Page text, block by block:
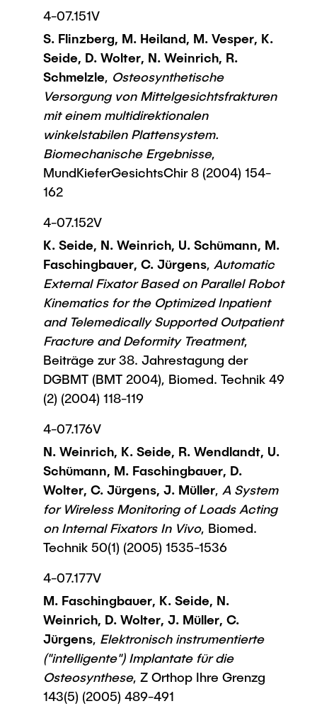
4-07.151V
S. Flinzberg, M. Heiland, M. Vesper, K.
Seide, D. Wolter, N. Weinrich, R.
Schmelzle, Osteosynthetische
Versorgung von Mittelgesichtsfrakturen
mit einem multidirektionalen
winkelstabilen Plattensystem.
Biomechanische Ergebnisse,
MundKieferGesichtsChir 8 (2004) 154-
162
4-07.152V
K. Seide, N. Weinrich, U. Schümann, M.
Faschingbauer, C. Jürgens, Automatic
External Fixator Based on Parallel Robot
Kinematics for the Optimized Inpatient
and Telemedically Supported Outpatient
Fracture and Deformity Treatment,
Beiträge zur 38. Jahrestagung der
DGBMT (BMT 2004), Biomed. Technik 49
(2) (2004) 118-119
4-07.176V
N. Weinrich, K. Seide, R. Wendlandt, U.
Schümann, M. Faschingbauer, D.
Wolter, C. Jürgens, J. Müller, A System
for Wireless Monitoring of Loads Acting
on Internal Fixators In Vivo, Biomed.
Technik 50(1) (2005) 1535-1536
4-07.177V
M. Faschingbauer, K. Seide, N.
Weinrich, D. Wolter, J. Müller, C.
Jürgens, Elektronisch instrumentierte
("intelligente") Implantate für die
Osteosynthese, Z Orthop Ihre Grenzg
143(5) (2005) 489-491